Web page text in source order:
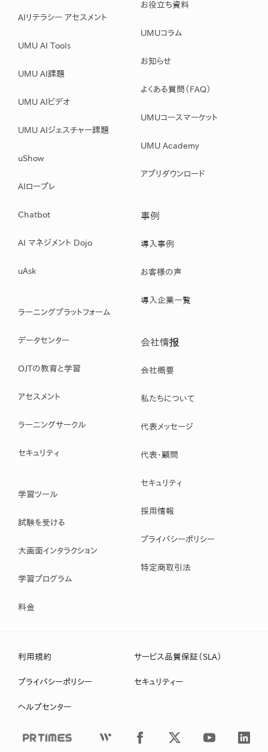
AIリテラシー アセスメント
UMU AI Tools
UMU AI課題
UMU AIビデオ
UMU AIジェスチャー課題
uShow
AIロープレ
Chatbot
AI マネジメント Dojo
uAsk
ラーニングプラットフォーム
データセンター
OJTの教育と学習
アセスメント
ラーニングサークル
セキュリティ
学習ツール
試験を受ける
大画面インタラクション
学習プログラム
料金
お役立ち資料
UMUコラム
お知らせ
よくある質問（FAQ）
UMUコースマーケット
UMU Academy
アプリダウンロード
事例
導入事例
お客様の声
導入企業一覧
会社情报
会社概要
私たちについて
代表メッセージ
代表・顧問
セキュリティ
採用情報
プライバシーポリシー
特定商取引法
利用規約 サービス品質保証（SLA）
プライバシーポリシー セキュリティー
ヘルプセンター